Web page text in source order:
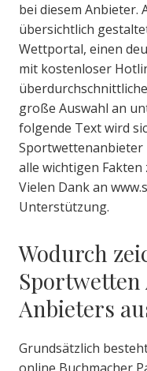
bei diesem Anbieter.
übersichtlich
Wettportal, einen
mit kostenloser
große Auswahl an
folgende Text wird
Sportwettenanbieter
alle wichtigen
Vielen Dank an
Unterstützung.
Wodurch
Sportwetten
Anbieters
Grundsätzlich